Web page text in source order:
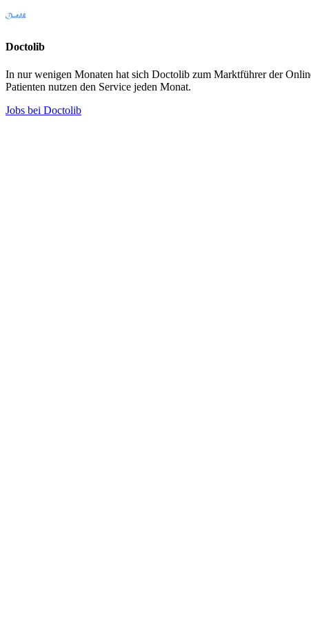
Doctolib
In nur wenigen Monaten hat sich Doctolib zum Marktführer der
Patienten nutzen den Service jeden Monat.
Jobs bei Doctolib